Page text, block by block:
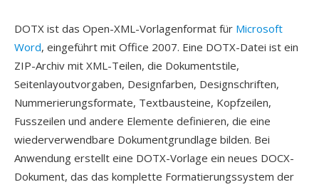
DOTX ist das Open-XML-Vorlagenformat für Microsoft
Word, eingeführt mit Office 2007. Eine DOTX-Datei ist ein
ZIP-Archiv mit XML-Teilen, die Dokumentstile,
Seitenlayoutvorgaben, Designfarben, Designschriften,
Nummerierungsformate, Textbausteine, Kopfzeilen,
Fusszeilen und andere Elemente definieren, die eine
wiederverwendbare Dokumentgrundlage bilden. Bei
Anwendung erstellt eine DOTX-Vorlage ein neues DOCX-
Dokument, das das komplette Formatierungssystem der